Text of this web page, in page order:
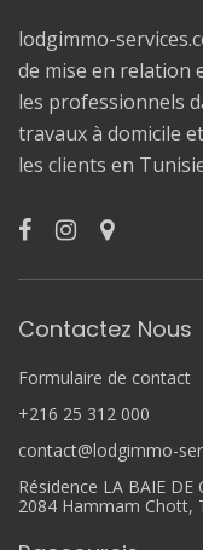
lodgimmo-
de mise en relation
les professionnels
travaux à domicile
les clients en
Contactez Nous
Formulaire de contact
+216 25 312 000
contact@lodgimmo-
Résidence LA BAIE DE
2084 Hammam Chott,